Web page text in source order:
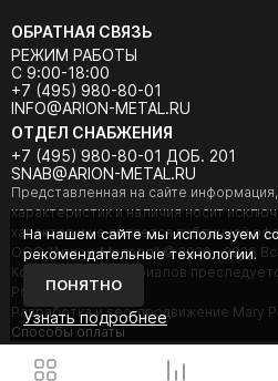
ОБРАТНАЯ СВЯЗЬ
РЕЖИМ РАБОТЫ
С 9:00-18:00
+7 (495) 980-80-01
INFO@ARION-METAL.RU
ОТДЕЛ СНАБЖЕНИЯ
+7 (495) 980-80-01 ДОБ. 201
SNAB@ARION-METAL.RU
Представленная на сайте
характеристик и наличия носит
характер и не является публичной
ООО "Арион-Металл" © 2020 - 2026
Копирование материалов
РФ).
Разработка и seo-продвижение Mary
Cпособы оплаты
На нашем сайте мы используем
рекомендательные технологии.
ПОНЯТНО
Узнать подробнее